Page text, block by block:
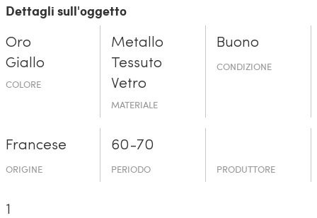
Dettagli sull'oggetto
Oro
Giallo
COLORE
Metallo
Tessuto
Vetro
MATERIALE
Buono
CONDIZIONE
Francese
ORIGINE
60-70
PERIODO PRODUTTORE
1